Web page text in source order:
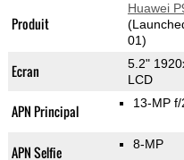
Produit
Huawei
01)
Ecran
5.2"
LCD
APN Principal 13-MP f/
APN Selfie 8-MP